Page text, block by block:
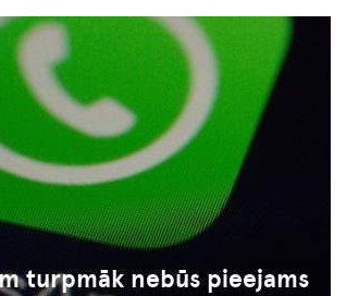
turpmāk nebūs pieejams